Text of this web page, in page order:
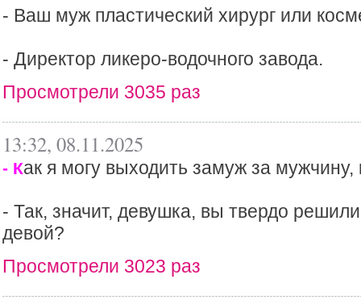
- Ваш муж пластический хирург или
- Директор ликеро-водочного завода.
Просмотрели 3035 раз
13:32, 08.11.2025
- Как я могу выходить замуж за
- Так, значит, девушка, вы твердо
девой?
Просмотрели 3023 раз